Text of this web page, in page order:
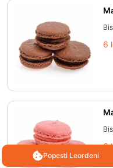
Popesti Leordeni
6
6